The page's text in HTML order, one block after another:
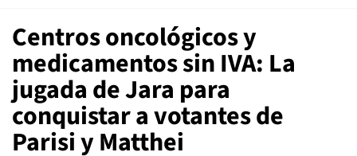
Centros oncológicos y
medicamentos sin IVA: La
jugada de Jara para
conquistar a votantes de
Parisi y Matthei